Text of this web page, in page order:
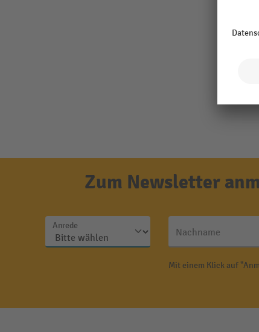
Zum Newsletter
Anrede
Nachname
Mit einem Klick auf